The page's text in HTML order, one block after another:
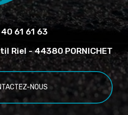
61 61 63
Riel - 44380 PORNICHET
NOUS